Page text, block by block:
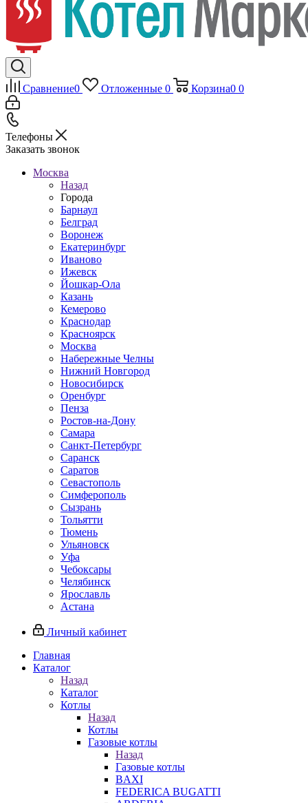
Сравнение0 Отложенные 0 Корзина0 0
Телефоны
Заказать звонок
Москва
Назад
Города
Барнаул
Белград
Воронеж
Екатеринбург
Иваново
Ижевск
Йошкар-Ола
Казань
Кемерово
Краснодар
Красноярск
Москва
Набережные Челны
Нижний Новгород
Новосибирск
Оренбург
Пенза
Ростов-на-Дону
Самара
Санкт-Петербург
Саранск
Саратов
Севастополь
Симферополь
Сызрань
Тольятти
Тюмень
Ульяновск
Уфа
Чебоксары
Челябинск
Ярославль
Астана
Личный кабинет
Главная
Каталог
Назад
Каталог
Котлы
Назад
Котлы
Газовые котлы
Назад
Газовые котлы
BAXI
FEDERICA BUGATTI